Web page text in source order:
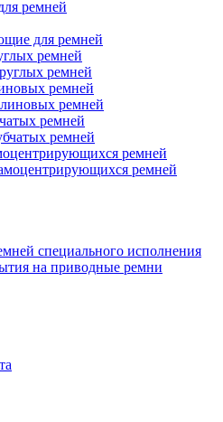
ремней
для ремней
ремней
ремней
ремней
ремней
ремней
ремней
ремней
ремней
специального исполнения
на приводные ремни